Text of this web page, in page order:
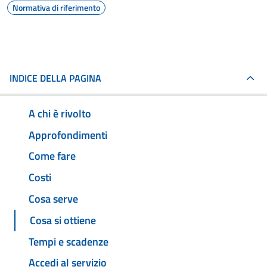
Normativa di riferimento
INDICE DELLA PAGINA
A chi è rivolto
Approfondimenti
Come fare
Costi
Cosa serve
Cosa si ottiene
Tempi e scadenze
Accedi al servizio